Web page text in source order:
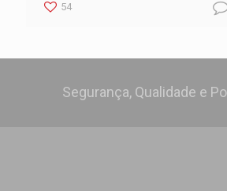
54
Segurança, Qualidade e